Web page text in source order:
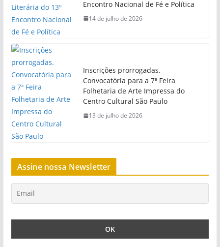
Encontro Nacional de Fé e Política
14 de julho de 2026
Inscrições prorrogadas.
Convocatória para a 7ª Feira
Folhetaria de Arte Impressa do
Centro Cultural São Paulo
13 de julho de 2026
Assine nossa Newsletter